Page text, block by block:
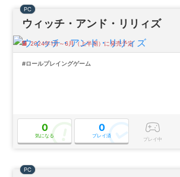
ウィッチ・アンド・リリィズ
PC
2024年1月～6月（上半期）に発売予定
#ロールプレイングゲーム
0
気になる
0
プレイ済
プレイ中
PC